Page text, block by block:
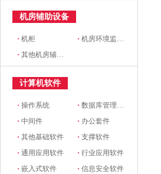
机房辅助设备
·机柜 ·机房环境监控设备
·其他机房辅助设备
计算机软件
·操作系统 ·数据库管理系统
·中间件 · 办公套件
·其他基础软件 ·支撑软件
·通用应用软件 ·行业应用软件
·嵌入式软件 ·信息安全软件